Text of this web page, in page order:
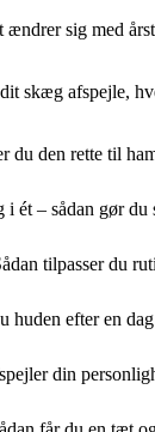
sig med
skæg afspejle,
du den rette til
i ét – sådan gør du
tilpasser du
huden efter en
din